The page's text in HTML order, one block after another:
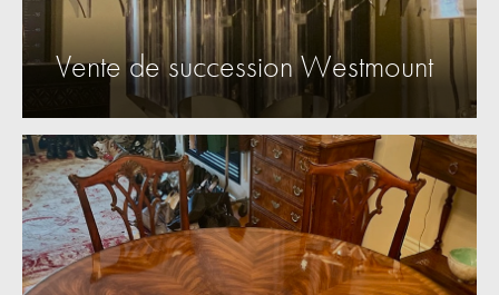
Vente de succession Westmount